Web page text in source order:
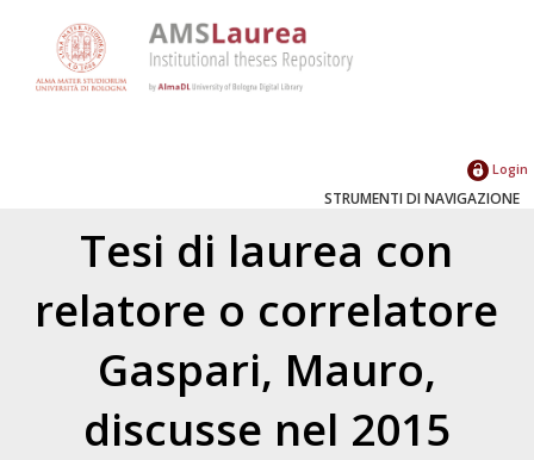
Login
STRUMENTI DI NAVIGAZIONE
Tesi di laurea con
relatore o correlatore
Gaspari, Mauro,
discusse nel 2015